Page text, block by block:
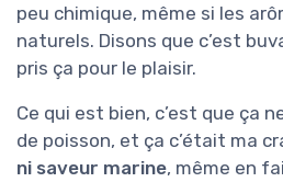
peu chimique, même si les
naturels. Disons que c’est
pris ça pour le plaisir.
Ce qui est bien, c’est que ça
de poisson, et ça c’était ma
ni saveur marine, même en